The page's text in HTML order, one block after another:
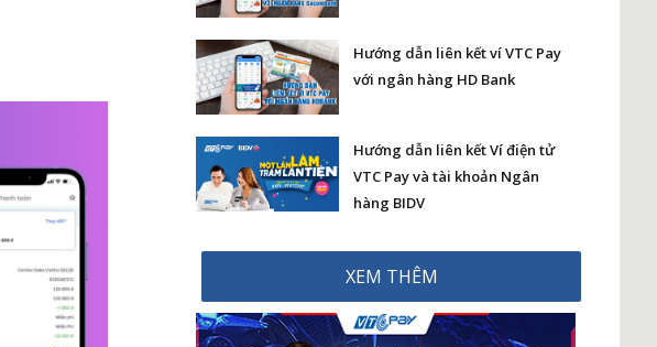
Hướng dẫn liên kết ví VTC Pay
với ngân hàng HD Bank
Hướng dẫn liên kết Ví điện tử
VTC Pay và tài khoản Ngân
hàng BIDV
XEM THÊM